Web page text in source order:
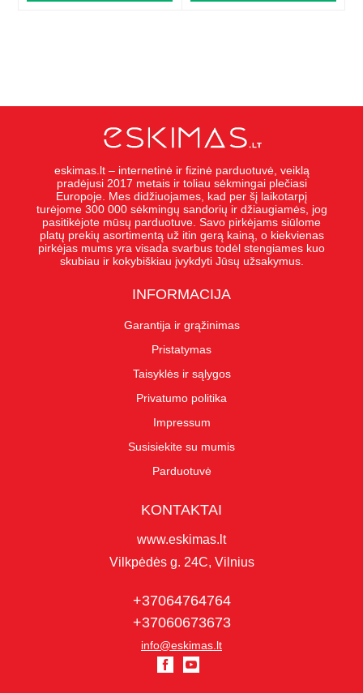
eskimas.lt – internetinė ir fizinė parduotuvė, veiklą
pradėjusi 2017 metais ir toliau sėkmingai plečiasi
Europoje. Mes didžiuojames, kad per šį laikotarpį
turėjome 300 000 sėkmingų sandorių ir džiaugiamės, jog
pasitikėjote mūsų parduotuve. Savo pirkėjams siūlome
platų prekių asortimentą už itin gerą kainą, o kiekvienas
pirkėjas mums yra visada svarbus todėl stengiames kuo
skubiau ir kokybiškiau įvykdyti Jūsų užsakymus.
INFORMACIJA
Garantija ir grąžinimas
Pristatymas
Taisyklės ir sąlygos
Privatumo politika
Impressum
Susisiekite su mumis
Parduotuvė
KONTAKTAI
www.eskimas.lt
Vilkpėdės g. 24C, Vilnius
+37064764764
+37060673673
info@eskimas.lt